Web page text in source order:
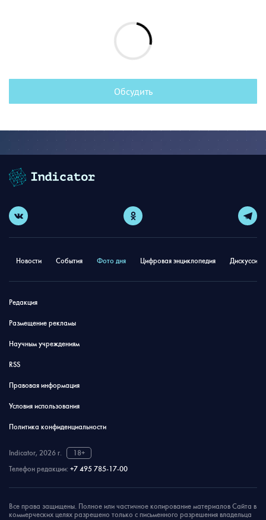
Обсудить
Новости События Фото дня Цифровая энциклопедия
Редакция
Размещение рекламы
Научным учреждениям
RSS
Правовая информация
Условия использования
Политика конфиденциальности
Indicator, 2026 г.
18+
Телефон редакции: +7 495 785-17-00
Все права защищены. Полное или частичное копирование материалов Сайта в
коммерческих целях разрешено только с письменного разрешения владельца